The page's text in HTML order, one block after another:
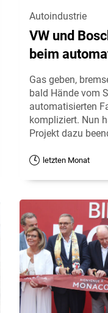
Autoindustrie
VW und
beim
Gas geben,
bald Hände vom
automatisierten
kompliziert. Nun
Projekt dazu
letzten Monat